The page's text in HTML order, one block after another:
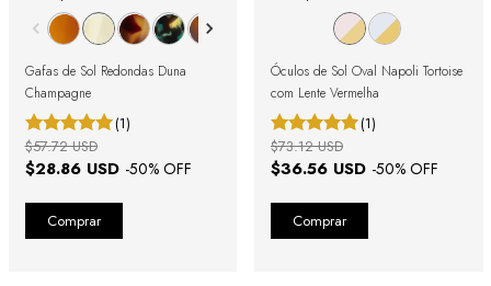
Gafas de Sol Redondas Duna
Champagne
(1)
$28.86 USD -50% OFF
$57.72 USD
Óculos de Sol Oval Napoli Tortoise
com Lente Vermelha
(1)
$36.56 USD -50% OFF
$73.12 USD